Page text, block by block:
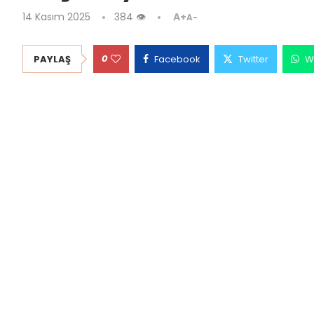
14 Kasım 2025 384 👁 A+A-
PAYLAŞ 0 Facebook Twitter